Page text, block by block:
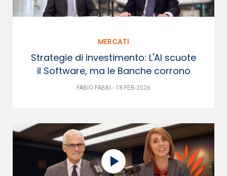
MERCATI
Strategie di investimento: L'AI scuote
il Software, ma le Banche corrono
FABIO FABBI - 18-FEB-2026